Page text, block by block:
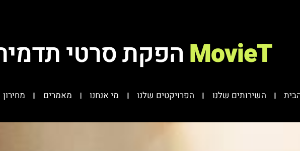
MovieT הפקת סרטי
השירותים שלנו הפרויקטים שלנו מי אנחנו מאמרים מחירון